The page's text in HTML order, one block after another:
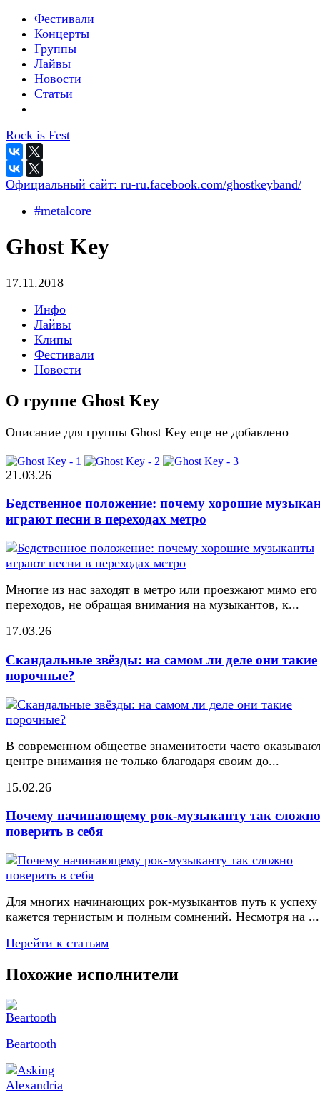
Фестивали
Концерты
Группы
Лайвы
Новости
Статьи
Rock is Fest
Официальный сайт: ru-ru.facebook.com/ghostkeyband/
#metalcore
Ghost Key
17.11.2018
Инфо
Лайвы
Клипы
Фестивали
Новости
О группе Ghost Key
Описание для группы Ghost Key еще не добавлено
21.03.26
Бедственное положение: почему хорошие
играют песни в переходах метро
Многие из нас заходят в метро или проезжают мимо его
переходов, не обращая внимания на музыкантов, к...
17.03.26
Скандальные звёзды: на самом ли деле они такие
порочные?
В современном обществе знаменитости часто
центре внимания не только благодаря своим до...
15.02.26
Почему начинающему рок-музыканту так сложно
поверить в себя
Для многих начинающих рок-музыкантов путь к успеху
кажется тернистым и полным сомнений. Несмотря на ...
Перейти к статьям
Похожие исполнители
Beartooth